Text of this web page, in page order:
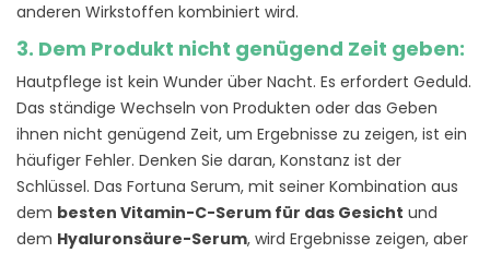
anderen Wirkstoffen kombiniert wird.
3. Dem Produkt nicht genügend Zeit geben:
Hautpflege ist kein Wunder über Nacht. Es erfordert Geduld.
Das ständige Wechseln von Produkten oder das Geben
ihnen nicht genügend Zeit, um Ergebnisse zu zeigen, ist ein
häufiger Fehler. Denken Sie daran, Konstanz ist der
Schlüssel. Das Fortuna Serum, mit seiner Kombination aus
dem besten Vitamin-C-Serum für das Gesicht und
dem Hyaluronsäure-Serum, wird Ergebnisse zeigen, aber